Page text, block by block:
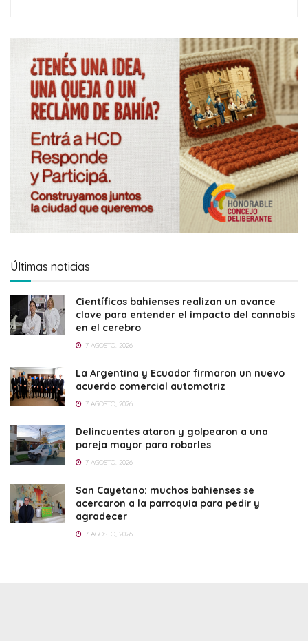
Últimas noticias
Científicos bahienses realizan un avance
clave para entender el impacto del cannabis
en el cerebro
7 AGOSTO, 2026
La Argentina y Ecuador firmaron un nuevo
acuerdo comercial automotriz
7 AGOSTO, 2026
Delincuentes ataron y golpearon a una
pareja mayor para robarles
7 AGOSTO, 2026
San Cayetano: muchos bahienses se
acercaron a la parroquia para pedir y
agradecer
7 AGOSTO, 2026